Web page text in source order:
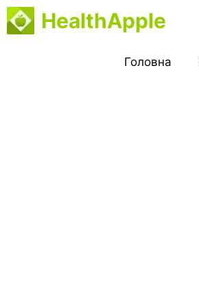
Перейти
до
HealthApple
Головна